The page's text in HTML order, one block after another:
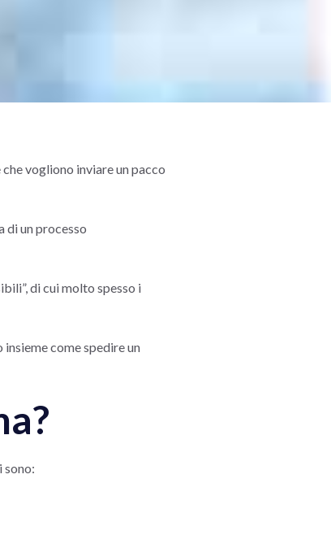
vogliono inviare un pacco
di un processo
di cui molto spesso i
come spedire un
sono: